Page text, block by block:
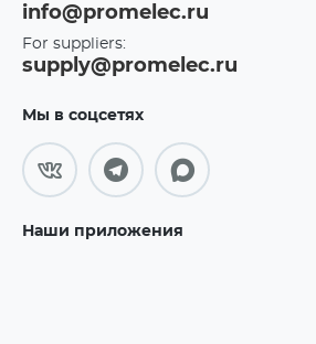
info@promelec.ru
For suppliers:
supply@promelec.ru
Мы в соцсетях
Наши приложения